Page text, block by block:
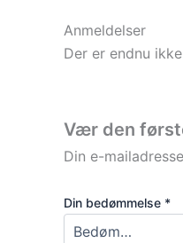
Anmeldelser
Der er endnu
Vær den
Din e-
Din bedømmelse *